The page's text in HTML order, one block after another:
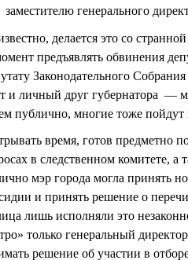
генерального
делается это со странной
предъявлять обвинения
Законодательного
и личный друг губернатора —
публично, многие тоже пойдут
время, готов предметно
в следственном комитете, а
мэр города могла принять
и принять решение о
лишь исполняли это
только генеральный
решение об участии в